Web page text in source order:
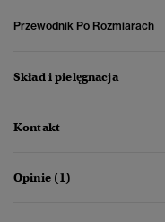
Przewodnik Po Rozmiarach
Skład i pielęgnacja
Kontakt
Opinie (1)